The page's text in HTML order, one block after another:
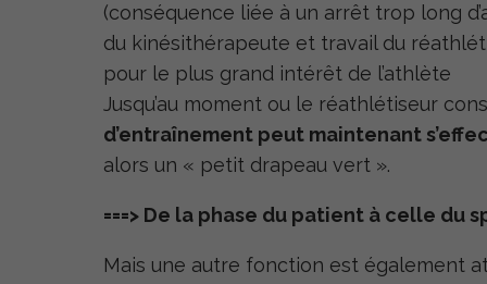
(conséquence liée à un arrêt trop long
du kinésithérapeute et travail du
pour le plus grand intérêt de l’athlète
Jusqu’au moment ou le réathlétiseur
d’entraînement peut maintenant
alors un « petit drapeau vert ».
===> De la phase du patient à celle
Mais une autre fonction est également